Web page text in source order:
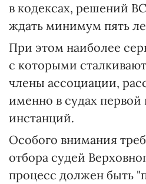
в кодексах, решений
ждать минимум пять
При этом наиболее
с которыми
члены ассоциации,
именно в судах
инстанций.
Особого внимания
отбора судей
процесс должен быть